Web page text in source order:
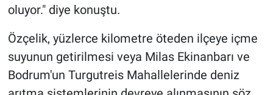
oluyor." diye konuştu.
Özçelik, yüzlerce kilometre öteden ilçeye içme
suyunun getirilmesi veya Milas Ekinanbarı ve
Bodrum'un Turgutreis Mahallelerinde deniz